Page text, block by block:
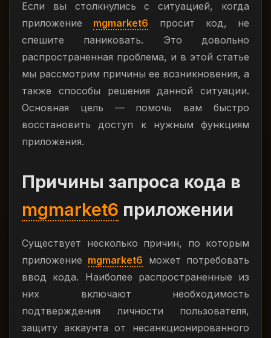
Если вы столкнулись с ситуацией, когда
приложение mgmarket6 просит код, не
спешите паниковать. Это довольно
распространенная проблема, и в этой статье
мы рассмотрим причины ее возникновения, а
также способы решения данной ситуации.
Основная цель — помочь вам быстро
восстановить доступ к нужным функциям
приложения.
Причины запроса кода в
mgmarket6 приложении
Существует несколько причин, по которым
приложение mgmarket6 может потребовать
ввод кода. Наиболее распространенные из
них включают необходимость
подтверждения личности пользователя,
защиту аккаунта от несанкционированного